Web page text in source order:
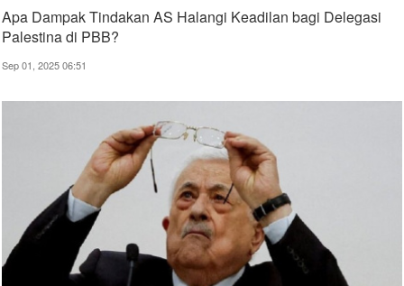
Apa Dampak Tindakan AS Halangi Keadilan bagi Delegasi
Palestina di PBB?
Sep 01, 2025 06:51